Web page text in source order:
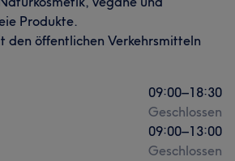
Produkte.
den öffentlichen Verkehrsmitteln
09:00–18:30
Geschlossen
09:00–13:00
Geschlossen